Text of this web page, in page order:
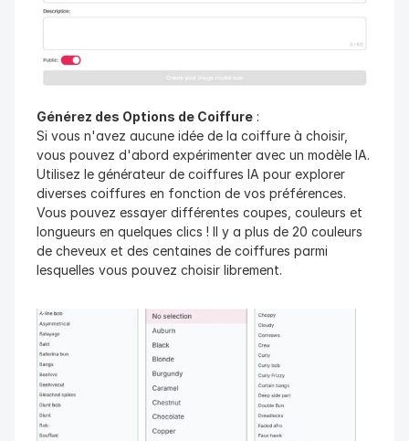
Générez des Options de Coiffure :
Si vous n'avez aucune idée de la coiffure à choisir,
vous pouvez d'abord expérimenter avec un modèle IA.
Utilisez le générateur de coiffures IA pour explorer
diverses coiffures en fonction de vos préférences.
Vous pouvez essayer différentes coupes, couleurs et
longueurs en quelques clics ! Il y a plus de 20 couleurs
de cheveux et des centaines de coiffures parmi
lesquelles vous pouvez choisir librement.